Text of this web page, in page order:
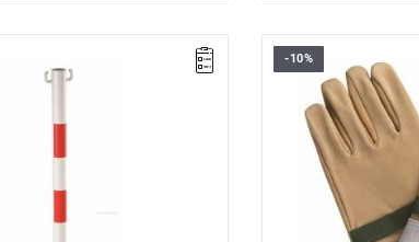
cm.
• Rozmiar: 10 mm (C)
• Masa: 160 g.
Typ gwarancji:L
-10%